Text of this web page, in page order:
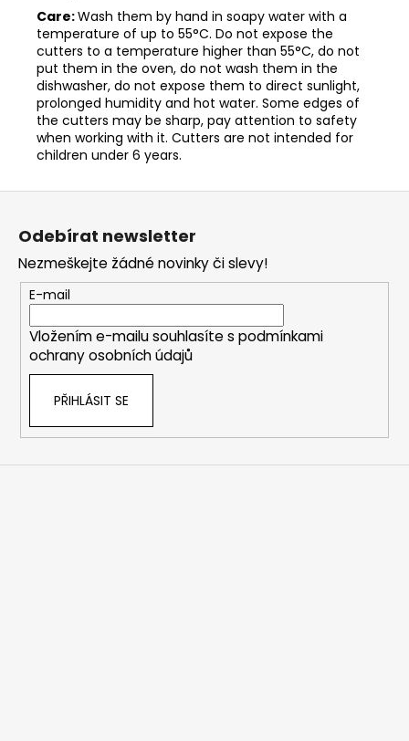
Care:Wash them by hand in soapy water with a
temperature of up to 55°C. Do not expose the
cutters to a temperature higher than 55°C, do not
put them in the oven, do not wash them in the
dishwasher, do not expose them to direct sunlight,
prolonged humidity and hot water. Some edges of
the cutters may be sharp, pay attention to safety
when working with it. Cutters are not intended for
children under 6 years.
Z
Odebírat newsletter
Nezmeškejte žádné novinky či slevy!
E-mail
Vložením e-mailu souhlasíte s podmínkami
ochrany osobních údajů
PŘIHLÁSIT SE